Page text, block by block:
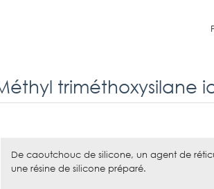
triméthoxysilane
De caoutchouc de silicone, un agent de
une résine de silicone préparé.